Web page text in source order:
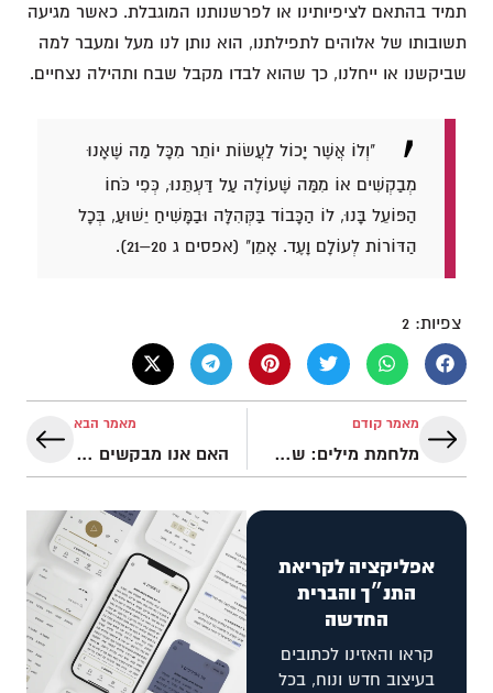
תמיד בהתאם לציפיותינו או לפרשנותנו המוגבלת. כאשר מגיעה
תשובותו של אלוהים לתפילתנו, הוא נותן לנו מעל ומעבר למה
שביקשנו או ייחלנו, כך שהוא לבדו מקבל שבח ותהילה נצחיים.
"וְלוֹ אֲשֶׁר יָכוֹל לַעֲשׂוֹת יוֹתֵר מִכָּל מַה שֶּׁאָנוּ
מְבַקְשִׁים אוֹ מִמַּה שֶּׁעוֹלֶה עַל דַּעְתֵּנוּ, כְּפִי כֹּחוֹ
הַפּוֹעֵל בָּנוּ, לוֹ הַכָּבוֹד בַּקְּהִלָּה וּבַמָּשִׁיחַ יֵשׁוּעַ, בְּכָל
הַדּוֹרוֹת לְעוֹלָם וָעֶד. אָמֵן" (אפסים ג 20–21).
צפיות: 2
מאמר קודם
מלחמת מילים: שקר מול אמת
מאמר הבא
האם אנו מבקשים את הדבר הנכון?
אפליקציה לקריאת
התנ״ך והברית
החדשה
קראו והאזינו לכתובים
בעיצוב חדש ונוח, בכל